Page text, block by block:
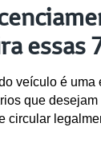
essas
veículo é uma
que desejam
circular